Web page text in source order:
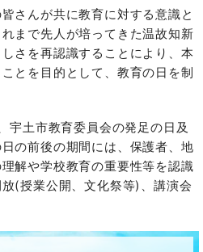
さんが共に教育に対する意識と
まで先人が培ってきた温故知新
さを再認識することにより、本
とを目的として、教育の日を制
宇土市教育委員会の発足の日及
の前後の期間には、保護者、地
解や学校教育の重要性等を認識
(授業公開、文化祭等)、講演会